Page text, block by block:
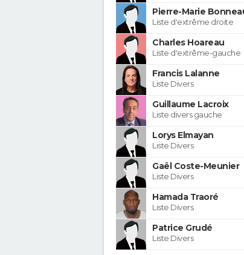
Pierre-Marie
Liste d'extrême droite
Charles Hoareau
Liste d'extrême-gauche
Francis Lalanne
Liste Divers
Guillaume Lacroix
Liste divers gauche
Lorys Elmayan
Liste Divers
Gaël Coste-Meunier
Liste Divers
Hamada Traoré
Liste Divers
Patrice Grudé
Liste Divers